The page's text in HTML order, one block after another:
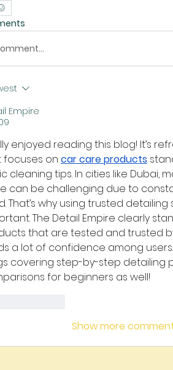
Empire
enjoyed reading this blog! It’s
focuses on car care products
cleaning tips. In cities like Dubai,
can be challenging due to
That’s why using trusted
The Detail Empire clearly
that are tested and trusted
a lot of confidence among
covering step-by-step detailing
for beginners as well!
Show more